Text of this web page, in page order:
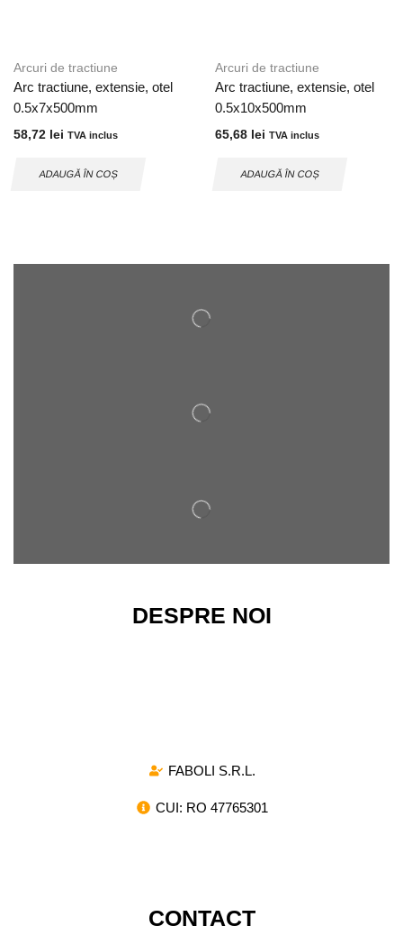
Arcuri de tractiune
Arc tractiune, extensie, otel
0.5x7x500mm
58,72 lei TVA inclus
ADAUGĂ ÎN COȘ
Arcuri de tractiune
Arc tractiune, extensie, otel
0.5x10x500mm
65,68 lei TVA inclus
ADAUGĂ ÎN COȘ
DESPRE NOI
FABOLI S.R.L.
CUI: RO 47765301
CONTACT